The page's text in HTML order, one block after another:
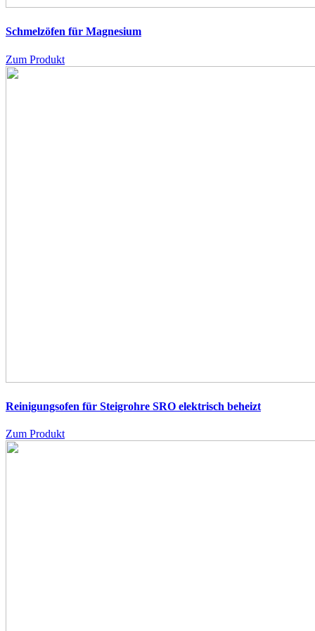
Schmelzöfen für Magnesium
Zum Produkt
Reinigungsofen für Steigrohre SRO elektrisch beheizt
Zum Produkt